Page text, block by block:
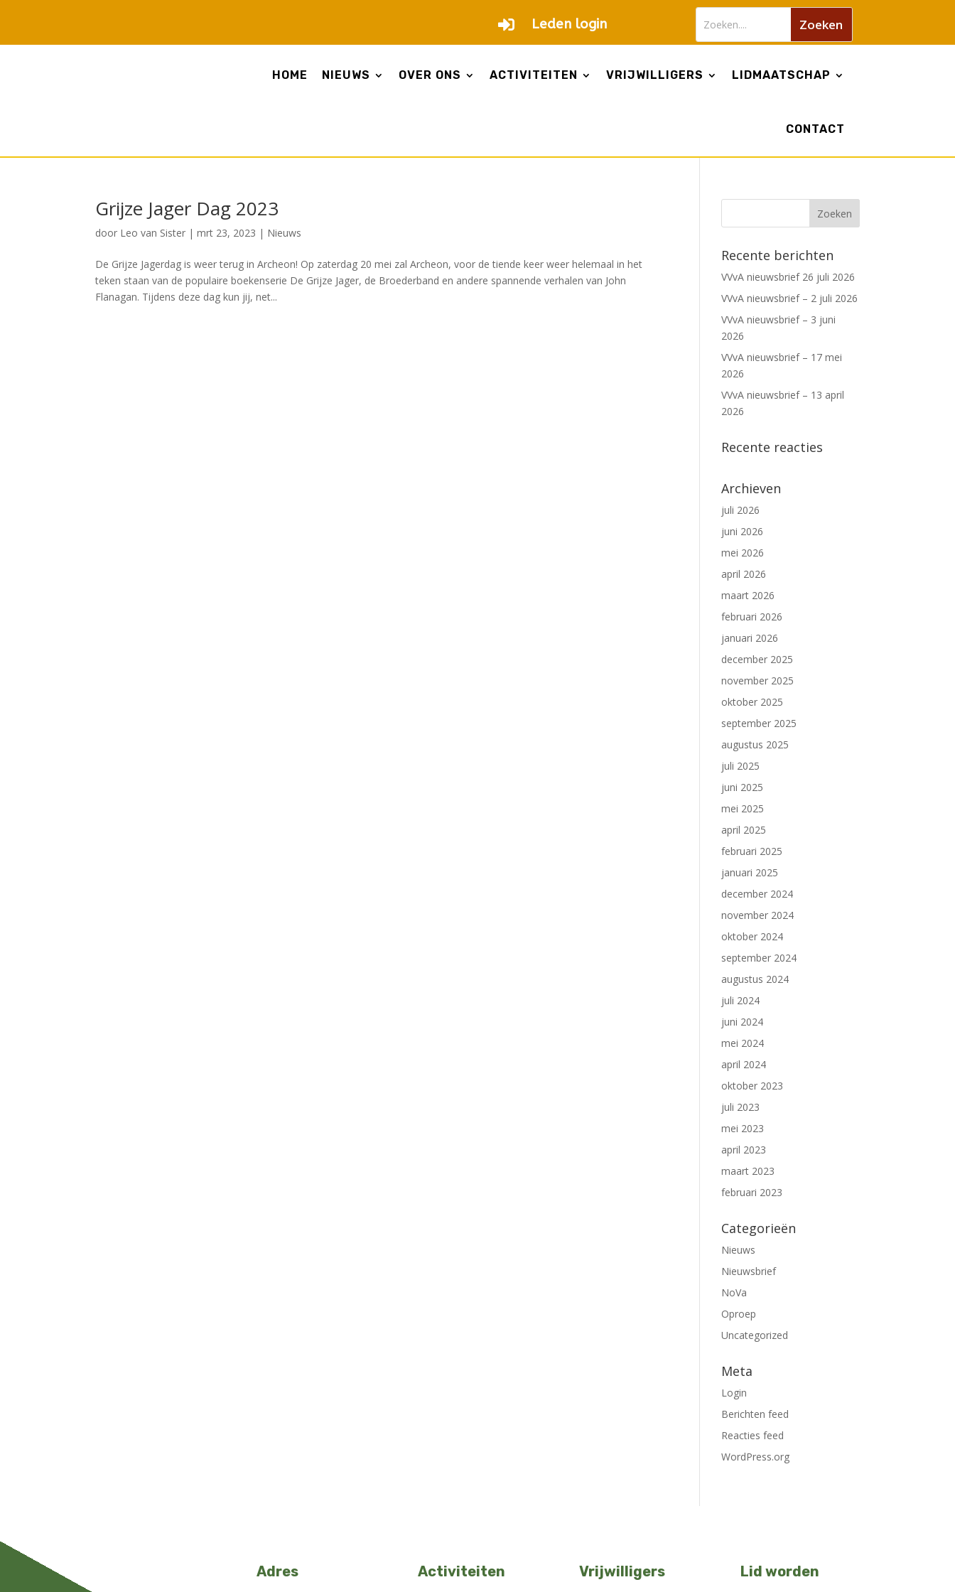
 Leden login
HOME NIEUWS OVER ONS ACTIVITEITEN VRIJWILLIGERS LIDMAATSCHAP
CONTACT
Grijze Jager Dag 2023
door Leo van Sister |mrt 23, 2023 | Nieuws
De Grijze Jagerdag is weer terug in Archeon! Op zaterdag 20 mei zal Archeon, voor de tiende keer weer helemaal in het
teken staan van de populaire boekenserie De Grijze Jager, de Broederband en andere spannende verhalen van John
Flanagan. Tijdens deze dag kun jij, net...
Recente berichten
VVvA nieuwsbrief 26 juli 2026
VVvA nieuwsbrief – 2 juli 2026
VVvA nieuwsbrief – 3 juni
2026
VVvA nieuwsbrief – 17 mei
2026
VVvA nieuwsbrief – 13 april
2026
Recente reacties
Archieven
juli 2026
juni 2026
mei 2026
april 2026
maart 2026
februari 2026
januari 2026
december 2025
november 2025
oktober 2025
september 2025
augustus 2025
juli 2025
juni 2025
mei 2025
april 2025
februari 2025
januari 2025
december 2024
november 2024
oktober 2024
september 2024
augustus 2024
juli 2024
juni 2024
mei 2024
april 2024
oktober 2023
juli 2023
mei 2023
april 2023
maart 2023
februari 2023
Categorieën
Nieuws
Nieuwsbrief
NoVa
Oproep
Uncategorized
Meta
Login
Berichten feed
Reacties feed
WordPress.org
Adres Activiteiten Vrijwilligers Lid worden